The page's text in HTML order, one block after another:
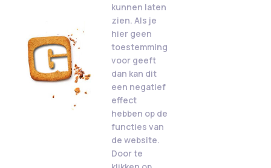
kunnen laten
zien. Als je
hier geen
toestemming
voor geeft
dan kan dit
een negatief
effect
hebben op de
functies van
de website.
Door te